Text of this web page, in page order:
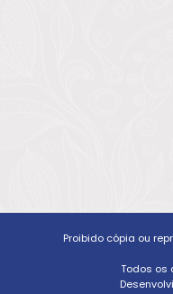
Proibido cópia ou
Todos os